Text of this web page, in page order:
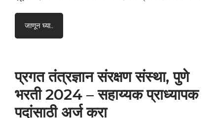
जाणून घ्या..
प्रगत तंत्रज्ञान संरक्षण संस्था, पुणे
भरती 2024 – सहाय्यक प्राध्यापक
पदांसाठी अर्ज करा